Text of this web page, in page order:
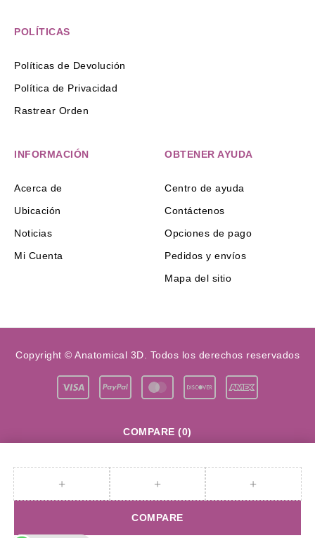
POLÍTICAS
Políticas de Devolución
Política de Privacidad
Rastrear Orden
INFORMACIÓN
Acerca de
Ubicación
Noticias
Mi Cuenta
OBTENER AYUDA
Centro de ayuda
Contáctenos
Opciones de pago
Pedidos y envíos
Mapa del sitio
Copyright © Anatomical 3D. Todos los derechos reservados
COMPARE (0)
COMPARE